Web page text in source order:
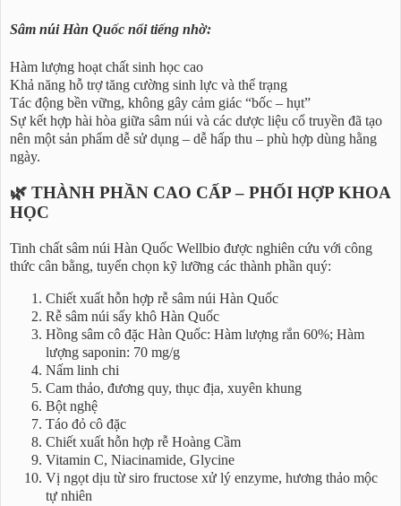
Sâm núi Hàn Quốc nổi tiếng nhờ:
Hàm lượng hoạt chất sinh học cao
Khả năng hỗ trợ tăng cường sinh lực và thể trạng
Tác động bền vững, không gây cảm giác “bốc – hụt”
Sự kết hợp hài hòa giữa sâm núi và các dược liệu cổ truyền đã tạo
nên một sản phẩm dễ sử dụng – dễ hấp thu – phù hợp dùng hằng
ngày.
🌿 THÀNH PHẦN CAO CẤP – PHỐI HỢP KHOA
HỌC
Tinh chất sâm núi Hàn Quốc Wellbio được nghiên cứu với công
thức cân bằng, tuyển chọn kỹ lưỡng các thành phần quý:
Chiết xuất hỗn hợp rễ sâm núi Hàn Quốc
Rễ sâm núi sấy khô Hàn Quốc
Hồng sâm cô đặc Hàn Quốc: Hàm lượng rắn 60%; Hàm
lượng saponin: 70 mg/g
Nấm linh chi
Cam thảo, đương quy, thục địa, xuyên khung
Bột nghệ
Táo đỏ cô đặc
Chiết xuất hỗn hợp rễ Hoàng Cầm
Vitamin C, Niacinamide, Glycine
Vị ngọt dịu từ siro fructose xử lý enzyme, hương thảo mộc
tự nhiên